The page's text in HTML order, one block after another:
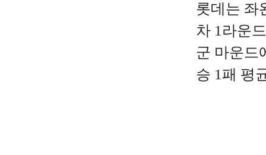
롯데는 좌
차 1 라운드
군 마운드
승 1 패 평